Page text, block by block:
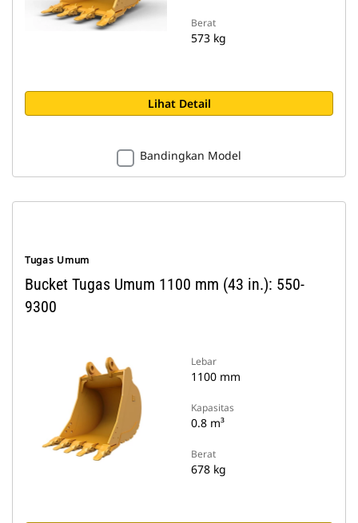
Berat
573 kg
Lihat Detail
Bandingkan Model
Tugas Umum
Bucket Tugas Umum 1100 mm (43 in.): 550-
9300
Lebar
1100 mm
Kapasitas
0.8 m³
Berat
678 kg